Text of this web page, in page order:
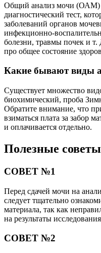
Общий анализ мочи (ОАМ)
диагностический тест,
заболеваний органов
инфекционно-
болезни, травмы почек и
про общее состояние
Какие бывают виды
Существует множество
биохимический, проба
Обратите внимание, что
взиматься плата за забор
и оплачивается отдельно.
Полезные советы
СОВЕТ №1
Перед сдачей мочи на
следует тщательно
материала, так как
на результаты
СОВЕТ №2